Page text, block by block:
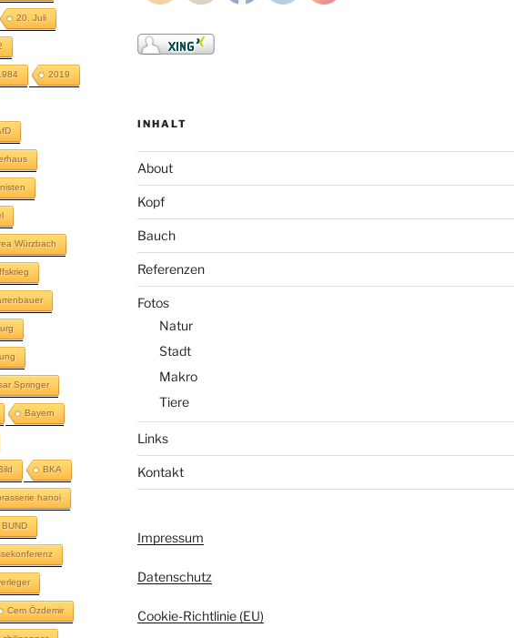
20. Juli
2019
Würzbach
Springer
Bayern
BKA
hanoi
BUND
Cem Özdemir
INHALT
About
Kopf
Bauch
Referenzen
Fotos
Natur
Stadt
Makro
Tiere
Links
Kontakt
Impressum
Datenschutz
Cookie-Richtlinie (EU)